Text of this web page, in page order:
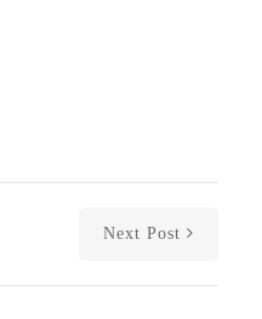
Next Post